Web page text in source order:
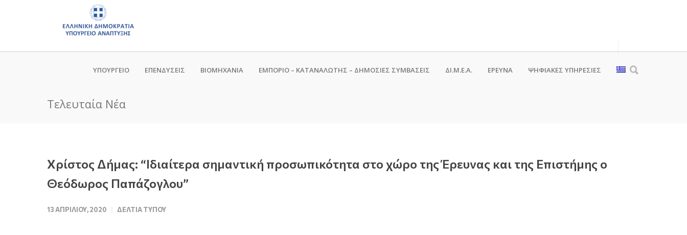
ΥΠΟΥΡΓΕΙΟ ΕΠΕΝΔΥΣΕΙΣ ΒΙΟΜΗΧΑΝΙΑ ΕΜΠΟΡΙΟ – ΚΑΤΑΝΑΛΩΤΗΣ – ΔΗΜΟΣΙΕΣ ΣΥΜΒΑΣΕΙΣ ΔΙ.Μ.Ε.Α. ΕΡΕΥΝΑ ΨΗΦΙΑΚΈΣ ΥΠΗΡΕΣΊΕΣ
Τελευταία Νέα
Χρίστος Δήμας: “Ιδιαίτερα σημαντική προσωπικότητα στο χώρο της Έρευνας και της Επιστήμης ο
Θεόδωρος Παπάζογλου”
13 ΑΠΡΙΛΊΟΥ, 2020 ΔΕΛΤΊΑ ΤΎΠΟΥ